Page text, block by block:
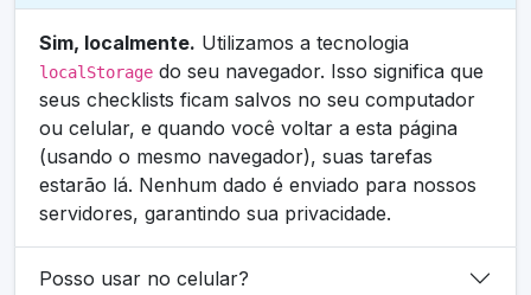
Sim, localmente. Utilizamos a tecnologia
localStorage do seu navegador. Isso significa que
seus checklists ficam salvos no seu computador
ou celular, e quando você voltar a esta página
(usando o mesmo navegador), suas tarefas
estarão lá. Nenhum dado é enviado para nossos
servidores, garantindo sua privacidade.
Posso usar no celular?